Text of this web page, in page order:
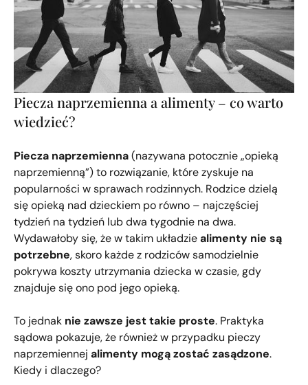
Piecza naprzemienna a alimenty – co warto
wiedzieć?
Piecza naprzemienna(nazywana potocznie „opieką
naprzemienną”) to rozwiązanie, które zyskuje na
popularności w sprawach rodzinnych. Rodzice dzielą
się opieką nad dzieckiem po równo – najczęściej
tydzień na tydzień lub dwa tygodnie na dwa.
Wydawałoby się, że w takim układziealimenty nie są
potrzebne, skoro każde z rodziców samodzielnie
pokrywa koszty utrzymania dziecka w czasie, gdy
znajduje się ono pod jego opieką.
To jednak nie zawsze jest takie proste. Praktyka
sądowa pokazuje, że również w przypadku pieczy
naprzemiennej alimenty mogą zostać zasądzone.
Kiedy i dlaczego?